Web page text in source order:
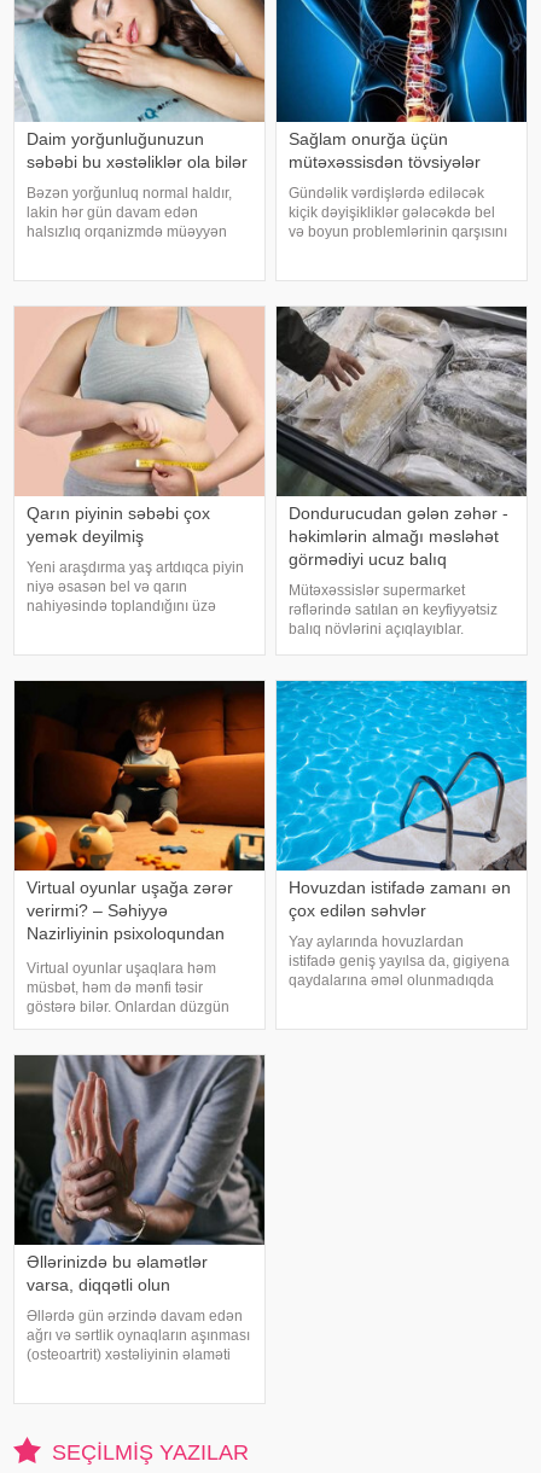
Daim yorğunluğunuzun
səbəbi bu xəstəliklər ola bilər
Bəzən yorğunluq normal haldır,
lakin hər gün davam edən
halsızlıq orqanizmdə müəyyən
qan azlığı, qalxanabənzər vəz
xəstəlikləri, şəkərl
Sağlam onurğa üçün
mütəxəssisdən tövsiyələr
Gündəlik vərdişlərdə ediləcək
kiçik dəyişikliklər gələcəkdə bel
və boyun problemlərinin qarşısını
duruş onurğanın sağlam
qalmasınd
Qarın piyinin səbəbi çox
yemək deyilmiş
Yeni araşdırma yaş artdıqca piyin
niyə əsasən bel və qarın
nahiyəsində toplandığını üzə
müşahidə edir. Bu isə təkcə esteti
Dondurucudan gələn zəhər -
həkimlərin almağı məsləhət
görmədiyi ucuz balıq
Mütəxəssislər supermarket
rəflərində satılan ən keyfiyyətsiz
balıq növlərini açıqlayıblar.
görünür. xarici mediaya istinadən
xəbər verir ki, supermarketlərdək
Virtual oyunlar uşağa zərər
verirmi? – Səhiyyə
Nazirliyinin psixoloqundan
Virtual oyunlar uşaqlara həm
müsbət, həm də mənfi təsir
göstərə bilər. Onlardan düzgün
rejimdə istifadə edildikdə zehni
artıq oynanılması fiziki və psixoloji
problemlərə səbəb ola bilər
Hovuzdan istifadə zamanı ən
çox edilən səhvlər
Yay aylarında hovuzlardan
istifadə geniş yayılsa da, gigiyena
qaydalarına əməl olunmadıqda
Əllərinizdə bu əlamətlər
varsa, diqqətli olun
Əllərdə gün ərzində davam edən
ağrı və sərtlik oynaqların aşınması
(osteoartrit) xəstəliyinin əlaməti
SEÇILMIŞ YAZILAR